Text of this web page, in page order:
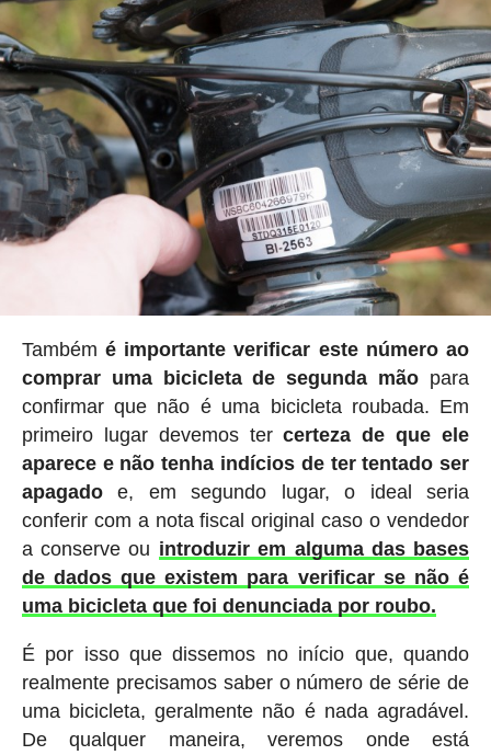
Também é importante verificar este número ao
comprar uma bicicleta de segunda mão para
confirmar que não é uma bicicleta roubada. Em
primeiro lugar devemos tercerteza de que ele
aparece e não tenha indícios de ter tentado ser
apagadoe, em segundo lugar, o ideal seria
conferir com a nota fiscal original caso o vendedor
a conserve ou introduzir em alguma das bases
de dados que existem para verificar se não é
uma bicicleta que foi denunciada por roubo.
É por isso que dissemos no início que, quando
realmente precisamos saber o número de série de
uma bicicleta, geralmente não é nada agradável.
De qualquer maneira, veremos onde está